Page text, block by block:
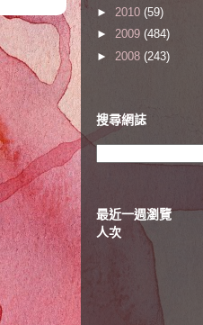
► 2010 (59)
► 2009 (484)
► 2008 (243)
搜尋網誌
最近一週瀏覽
人次